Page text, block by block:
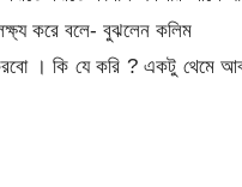
করে বলে- বুঝলেন কলিম
। কি যে করি ? একটু থেমে